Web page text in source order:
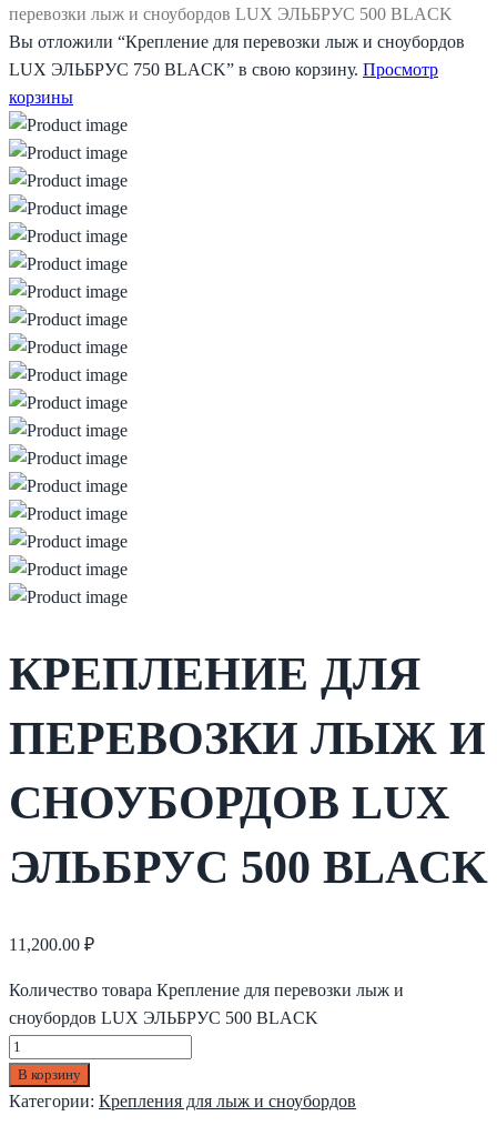
перевозки лыж и сноубордов LUX ЭЛЬБРУС 500 BLACK
Вы отложили “Крепление для перевозки лыж и сноубордов
LUX ЭЛЬБРУС 750 BLACK” в свою корзину. Просмотр
корзины
КРЕПЛЕНИЕ ДЛЯ
ПЕРЕВОЗКИ ЛЫЖ И
СНОУБОРДОВ LUX
ЭЛЬБРУС 500 BLACK
11,200.00 ₽
Количество товара Крепление для перевозки лыж и
сноубордов LUX ЭЛЬБРУС 500 BLACK
В корзину
Категории: Крепления для лыж и сноубордов